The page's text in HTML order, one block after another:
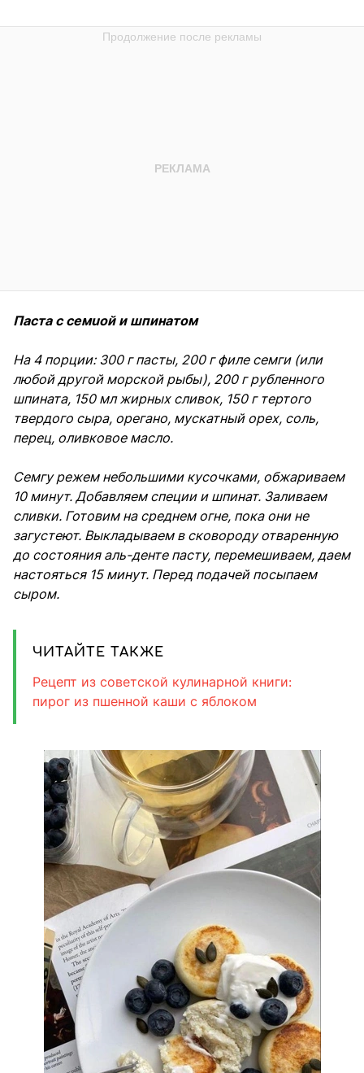
Паста с семuой и шпинатом
На 4 порции: 300 г пасты, 200 г филе семги (или
любой другой морской рыбы), 200 г рубленного
шпината, 150 мл жирных сливок, 150 г тертого
твердого сыра, орегано, мускатный орех, соль,
перец, оливковое масло.
Семгу режем небольшими кусочками, обжариваем
10 минут. Добавляем специи и шпинат. Заливаем
сливки. Готовим на среднем огне, пока они не
загустеют. Выкладываем в сковороду отваренную
до состояния аль-денте пасту, перемешиваем, даем
настояться 15 минут. Перед подачей посыпаем
сыром.
ЧИТАЙТЕ ТАКЖЕ
Рецепт из советской кулинарной книги:
пирог из пшенной каши с яблоком